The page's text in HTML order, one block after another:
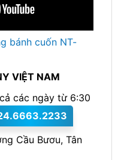
bánh cuốn NT-
VIỆT NAM
các ngày từ 6:30
Cầu Bươu, Tân